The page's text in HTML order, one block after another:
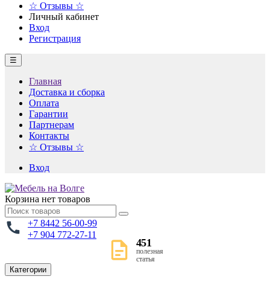
☆ Отзывы ☆
Личный кабинет
Вход
Регистрация
☰
Главная
Доставка и сборка
Оплата
Гарантии
Партнерам
Контакты
☆ Отзывы ☆
Вход
Корзина нет товаров
+7 8442 56-00-99
+7 904 772-27-11
451
полезная
статья
Категории